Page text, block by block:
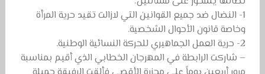
1- النضال ضد جميع القوانين التي لازالت تقيد حرية المرأة
وخاصة قانون الأحوال الشخصية.
2- حرية العمل الجماهيري للحركة النسائية الوطنية.
– شاركت الرابطة في المهرجان الخطابي الذي أقيم بمناسبة